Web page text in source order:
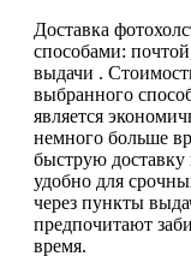
Доставка
способами:
выдачи .
выбранного
является
немного больше
быструю
удобно для
через пункты
предпочитают
время.